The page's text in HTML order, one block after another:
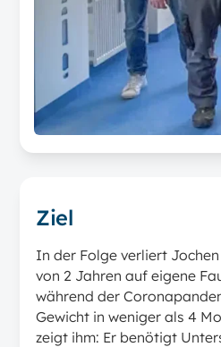
Ziel
In der Folge verliert
von 2 Jahren auf eigene
während der
Gewicht in weniger als 4
zeigt ihm: Er benötigt